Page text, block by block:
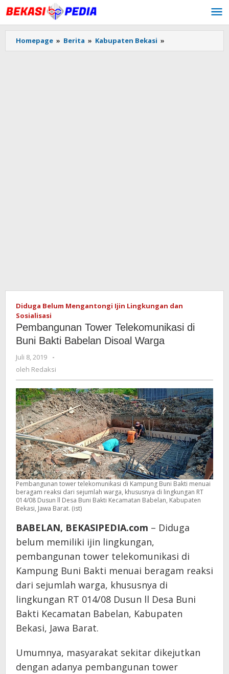
Lewati
ke
konten
Homepage » Berita » Kabupaten Bekasi »
Tower
Diduga Belum Mengantongi Ijin Lingkungan dan
Sosialisasi
Pembangunan Tower Telekomunikasi di
Buni Bakti Babelan Disoal Warga
Juli 8, 2019
oleh
Redaksi
-
oleh Redaksi
Pembangunan tower telekomunikasi di Kampung Buni Bakti menuai
beragam reaksi dari sejumlah warga, khususnya di lingkungan RT
014/08 Dusun ll Desa Buni Bakti Kecamatan Babelan, Kabupaten
Bekasi, Jawa Barat. (ist)
BABELAN, BEKASIPEDIA.com – Diduga
belum memiliki ijin lingkungan,
pembangunan tower telekomunikasi di
Kampung Buni Bakti menuai beragam reaksi
dari sejumlah warga, khususnya di
lingkungan RT 014/08 Dusun ll Desa Buni
Bakti Kecamatan Babelan, Kabupaten
Bekasi, Jawa Barat.
Umumnya, masyarakat sekitar dikejutkan
dengan adanya pembangunan tower